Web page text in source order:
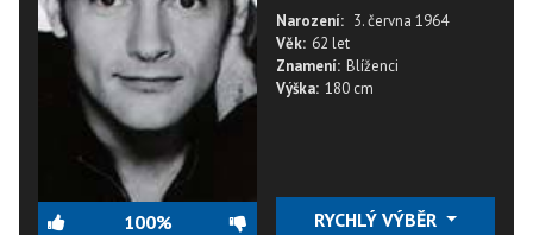
100%
Narození: 3. června 1964
Věk: 62 let
Znamení: Blíženci
Výška: 180 cm
RYCHLÝ VÝBĚR